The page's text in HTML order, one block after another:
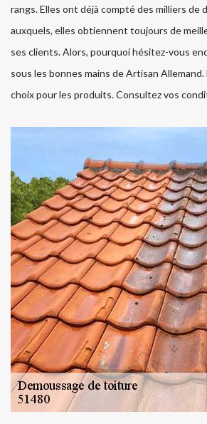
rangs. Elles ont déjà compté des milliers de
auxquels, elles obtiennent toujours de
ses clients. Alors, pourquoi hésitez-vous
sous les bonnes mains de Artisan
choix pour les produits. Consultez vos